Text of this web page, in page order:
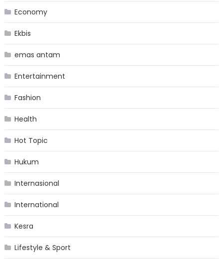
Economy
Ekbis
emas antam
Entertainment
Fashion
Health
Hot Topic
Hukum
Internasional
International
Kesra
Lifestyle & Sport